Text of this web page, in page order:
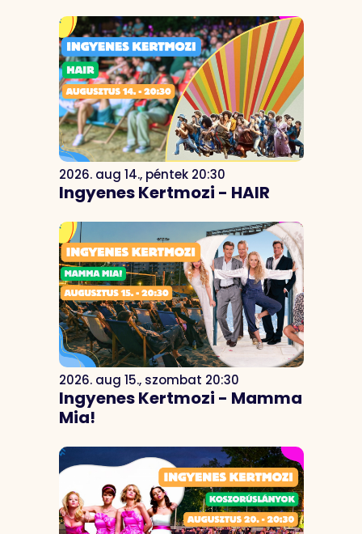
2026. aug 14., péntek 20:30
Ingyenes Kertmozi - HAIR
2026. aug 15., szombat 20:30
Ingyenes Kertmozi - Mamma
Mia!